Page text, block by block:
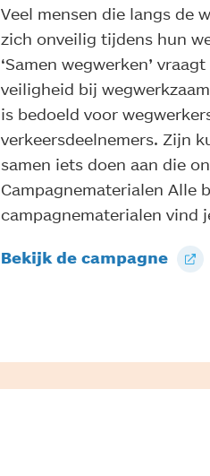
Veel mensen die langs de
zich onveilig tijdens hun
‘Samen wegwerken’
veiligheid bij
is bedoeld voor
verkeersdeelnemers. Zijn
samen iets doen aan die
Campagnematerialen Alle
campagnematerialen vind
Bekijk de campagne